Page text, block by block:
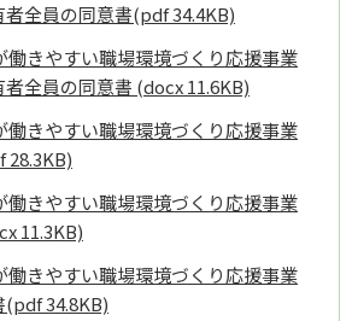
全員の同意書(pdf 34.4KB)
働きやすい職場環境づくり応援事業
全員の同意書 (docx 11.6KB)
働きやすい職場環境づくり応援事業
28.3KB)
働きやすい職場環境づくり応援事業
11.3KB)
働きやすい職場環境づくり応援事業
(pdf 34.8KB)